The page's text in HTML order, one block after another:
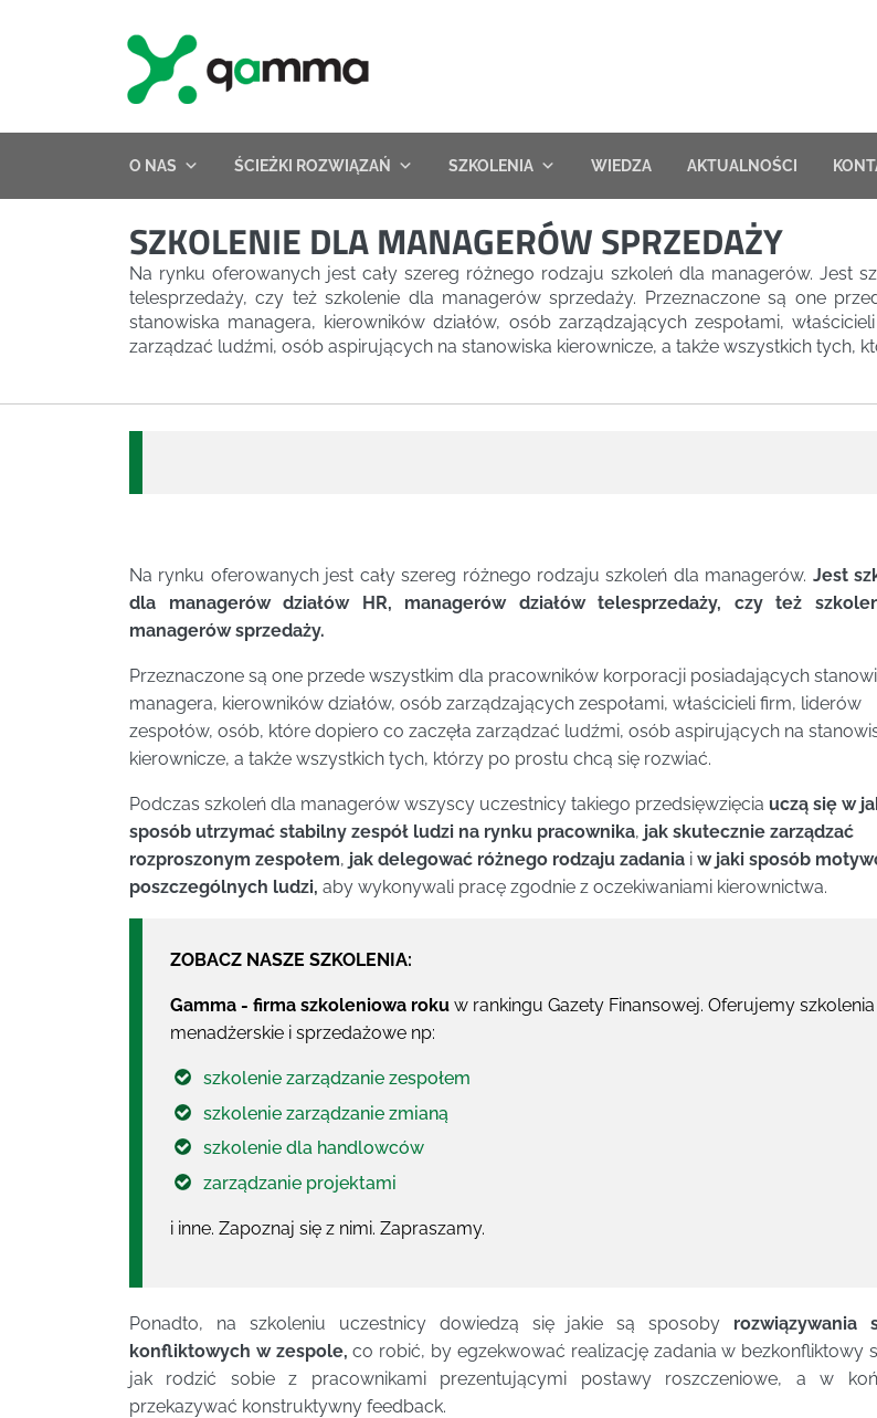
O NAS ŚCIEŻKI ROZWIĄZAŃ SZKOLENIA WIEDZA AKTUALNOŚCI
SZKOLENIE DLA MANAGERÓW SPRZEDAŻY
Na rynku oferowanych jest cały szereg różnego rodzaju szkoleń dla managerów. Jest
telesprzedaży, czy też szkolenie dla managerów sprzedaży. Przeznaczone są one
stanowiska managera, kierowników działów, osób zarządzających zespołami,
zarządzać ludźmi, osób aspirujących na stanowiska kierownicze, a także wszystkich tych,
Na rynku oferowanych jest cały szereg różnego rodzaju szkoleń dla managerów. Jest
dla managerów działów HR, managerów działów telesprzedaży, czy też
managerów sprzedaży.
Przeznaczone są one przede wszystkim dla pracowników korporacji posiadających
managera, kierowników działów, osób zarządzających zespołami, właścicieli firm, liderów
zespołów, osób, które dopiero co zaczęła zarządzać ludźmi, osób aspirujących na
kierownicze, a także wszystkich tych, którzy po prostu chcą się rozwiać.
Podczas szkoleń dla managerów wszyscy uczestnicy takiego przedsięwzięcia uczą się w
sposób utrzymać stabilny zespół ludzi na rynku pracownika, jak skutecznie zarządzać
rozproszonym zespołem, jak delegować różnego rodzaju zadania i w jaki sposób
poszczególnych ludzi, aby wykonywali pracę zgodnie z oczekiwaniami kierownictwa.
ZOBACZ NASZE SZKOLENIA:
Gamma - firma szkoleniowa roku w rankingu Gazety Finansowej. Oferujemy szkolenia
menadżerskie i sprzedażowe np:
szkolenie zarządzanie zespołem
szkolenie zarządzanie zmianą
szkolenie dla handlowców
zarządzanie projektami
i inne. Zapoznaj się z nimi. Zapraszamy.
Ponadto, na szkoleniu uczestnicy dowiedzą się jakie są sposoby rozwiązywania
konfliktowych w zespole, co robić, by egzekwować realizację zadania w bezkonfliktowy
jak rodzić sobie z pracownikami prezentującymi postawy roszczeniowe, a w
przekazywać konstruktywny feedback.